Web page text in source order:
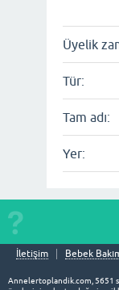
Üyelik
Tür:
Tam adı:
Yer:
İletişim Bebek
Annelertoplandik.com, 5651